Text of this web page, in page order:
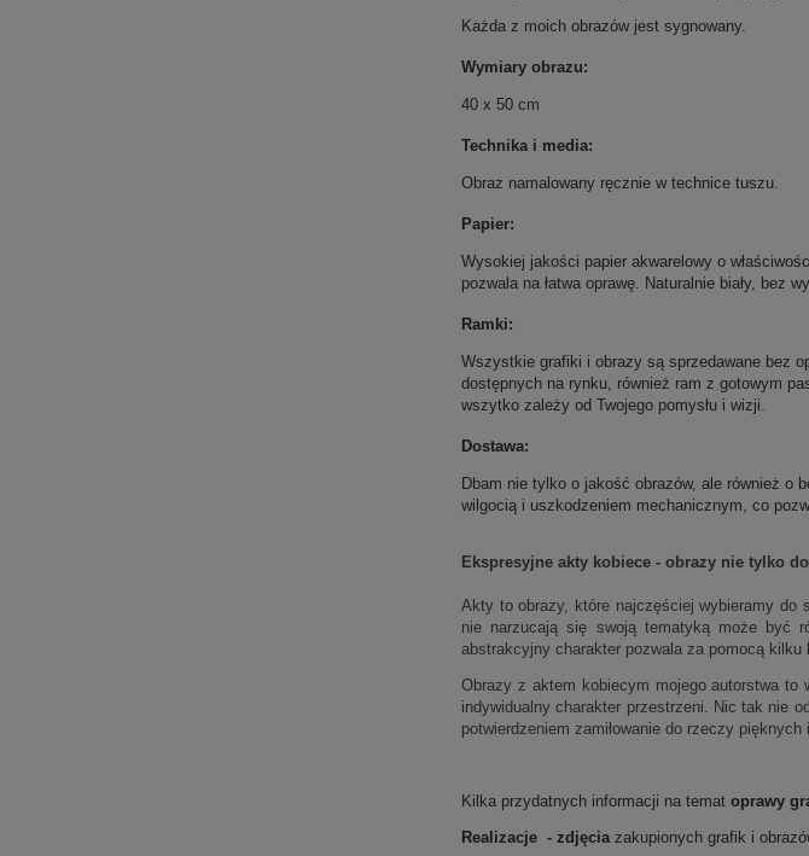
Każda z moich obrazów jest sygnowany.
Wymiary obrazu:
40 x 50 cm
Technika i media:
Obraz namalowany ręcznie w technice tuszu.
Papier:
Wysokiej jakości papier akwarelowy o
pozwala na łatwa oprawę. Naturalnie biały, bez
Ramki:
Wszystkie grafiki i obrazy są sprzedawane bez
dostępnych na rynku, również ram z gotowym
wszytko zależy od Twojego pomysłu i wizji.
Dostawa:
Dbam nie tylko o jakość obrazów, ale również o
wilgocią i uszkodzeniem mechanicznym, co
Ekspresyjne akty kobiece - obrazy nie tylko
Akty to obrazy, które najczęściej wybieramy do
nie narzucają się swoją tematyką może być
abstrakcyjny charakter pozwala za pomocą
Obrazy z aktem kobiecym mojego autorstwa to
indywidualny charakter przestrzeni. Nic tak nie
potwierdzeniem zamiłowanie do rzeczy
Kilka przydatnych informacji na temat oprawy
Realizacje - zdjęciazakupionych grafik i